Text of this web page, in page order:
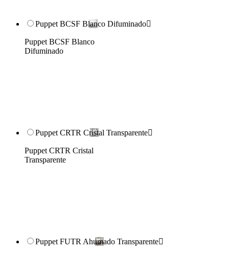
Puppet BCSF Blanco Difuminado
Puppet BCSF Blanco
Difuminado
Puppet CRTR Cristal Transparente
Puppet CRTR Cristal
Transparente
Puppet FUTR Ahumado Transparente